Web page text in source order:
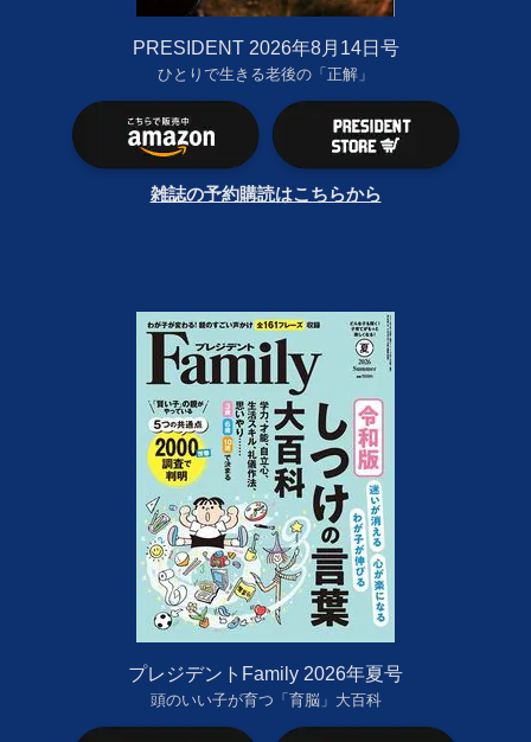
PRESIDENT 2026年8月14日号
ひとりで生きる老後の「正解」
雑誌の予約購読はこちらから
プレジデントFamily 2026年夏号
頭のいい子が育つ「育脳」大百科